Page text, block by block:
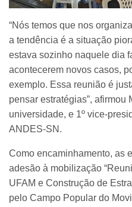
“Nós temos que nos
a tendência é a situação
estava sozinho naquele dia
acontecerem novos casos,
exemplo. Essa reunião é
pensar estratégias”, afirmou
universidade, e 1º vice-
ANDES-SN.
Como encaminhamento, as
adesão à mobilização
UFAM e Construção de
pelo Campo Popular do